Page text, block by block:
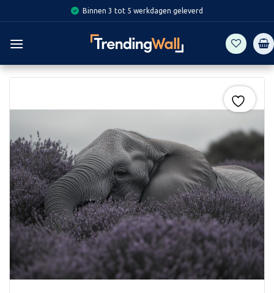
to
content
Binnen 3 tot 5 werkdagen geleverd